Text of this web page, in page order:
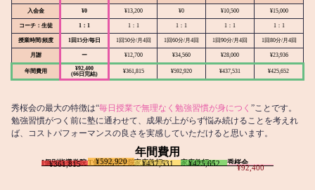
入会金 ¥0 ¥13,200 ¥0 ¥10,500 ¥15,000
コーチ：生徒 1：1 1：1 1：1 1：1 1：1
授業時間/頻度 1回15分/毎日 1回50分/月4回 1回60分/月4回 1回90分/月4回 1回80分/月4回
月謝 ー ¥12,700 ¥34,560 ¥28,000 ¥23,936
年間費用
¥92,400
(66日完結)
¥361,815 ¥592,920 ¥437,531 ¥425,652
秀桜会の最大の特徴は“毎日授業で無理なく勉強習慣が身につく ”ことです。
勉強習慣がつく前に塾に通わせて、成果が上がらず悩み続けることを考えれ
ば、コストパフォーマンスの良さを実感していただけると思います。
年間費用
I個別指導学院
¥361,815 T個別指導学院
¥592,920 家庭教師T
¥437,531 家庭教師M
¥425,652 秀桜会
¥92,400